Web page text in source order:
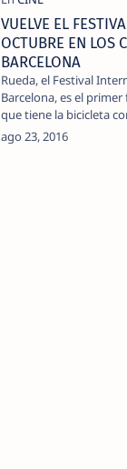
VUELVE EL
OCTUBRE EN LOS
BARCELONA
Rueda, el Festival
Barcelona, ​​es el
que tiene la bicicleta